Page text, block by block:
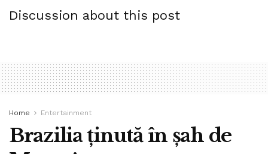
Discussion about this post
Home Entertainment
Brazilia ținută în șah de